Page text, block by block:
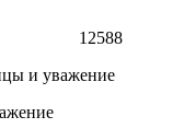
12588